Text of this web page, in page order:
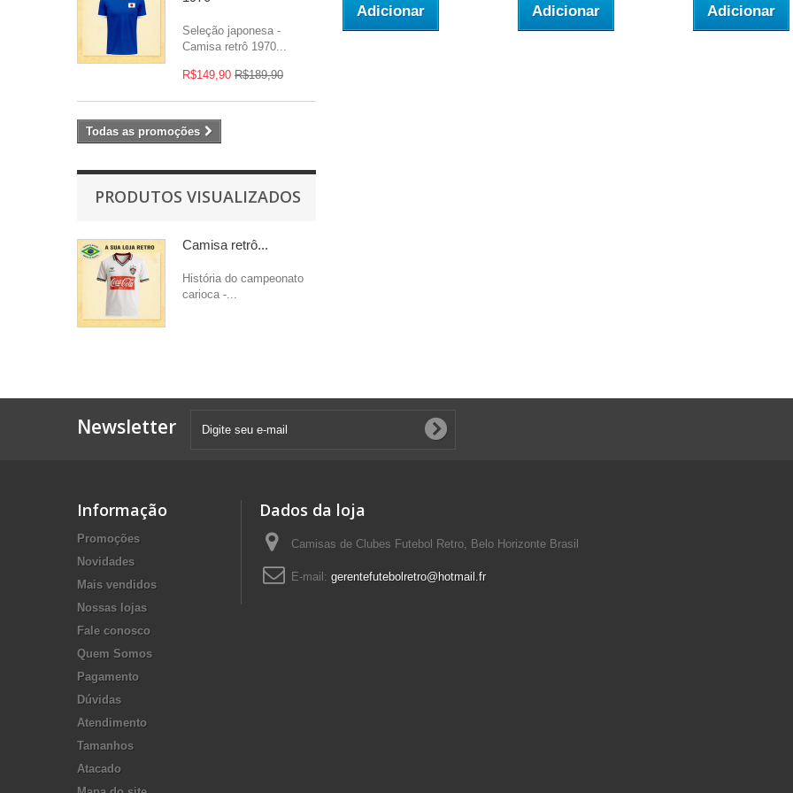
Seleção japonesa -
Camisa retrô 1970...
R$149,90 R$189,90
Todas as promoções
PRODUTOS VISUALIZADOS
Camisa retrô...
História do campeonato
carioca -...
Adicionar Adicionar Adicionar
Newsletter
Informação
Promoções
Novidades
Mais vendidos
Nossas lojas
Fale conosco
Quem Somos
Pagamento
Dúvidas
Atendimento
Tamanhos
Atacado
Dados da loja
Camisas de Clubes Futebol Retro, Belo Horizonte Brasil
E-mail: gerentefutebolretro@hotmail.fr